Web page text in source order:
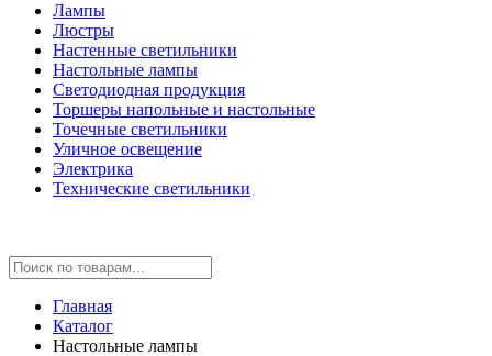
Лампы
Люстры
Настенные светильники
Настольные лампы
Светодиодная продукция
Торшеры напольные и настольные
Точечные светильники
Уличное освещение
Электрика
Технические светильники
Главная
Каталог
Настольные лампы